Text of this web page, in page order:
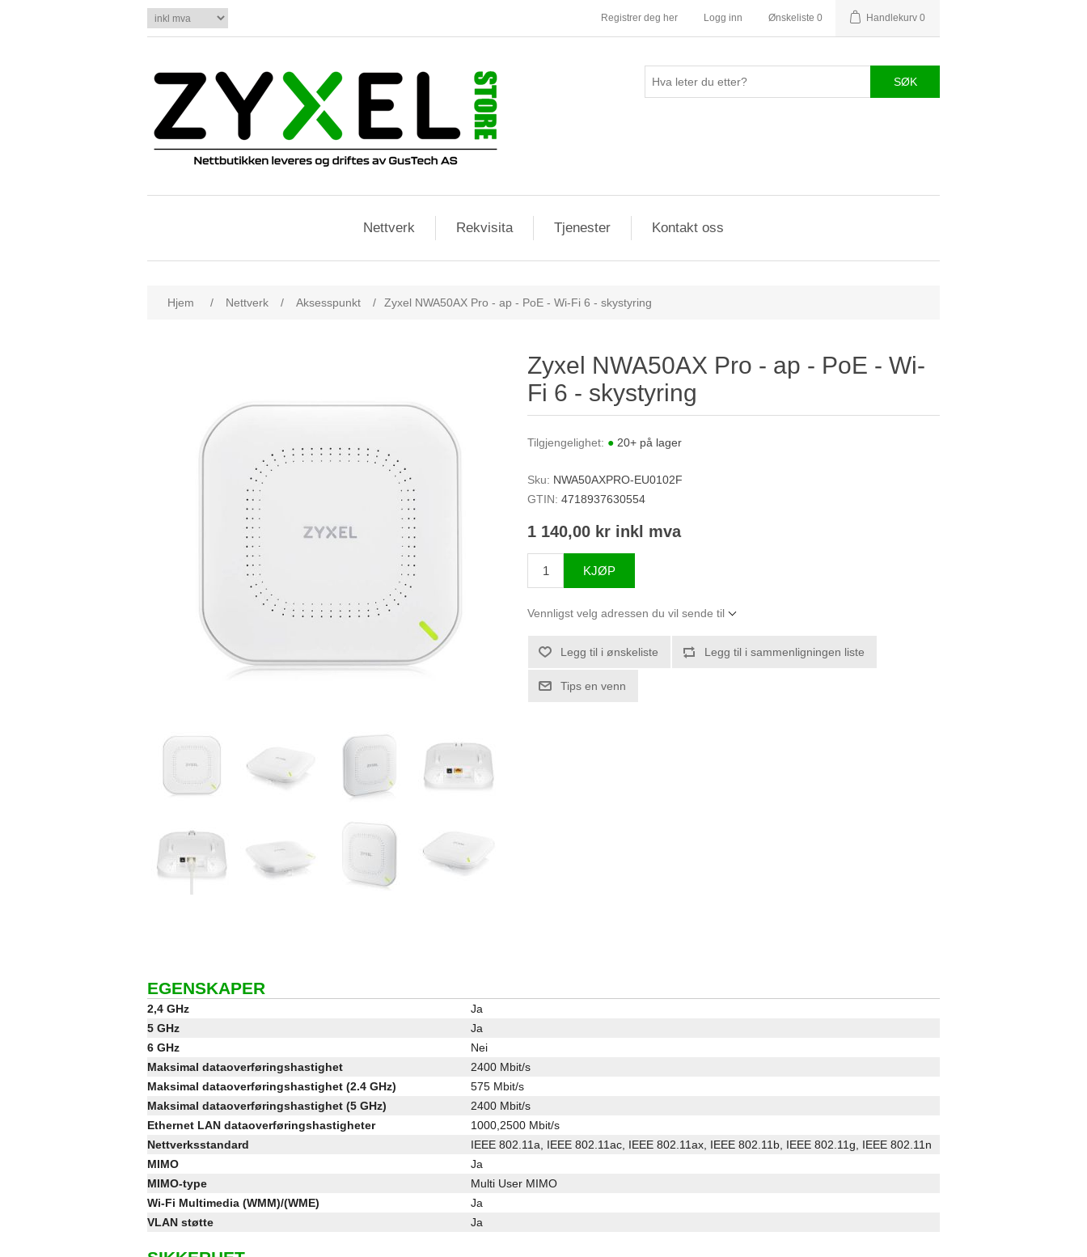
Registrer deg her Logg inn Ønskeliste 0 Handlekurv 0
SØK
Nettverk Rekvisita Tjenester Kontakt oss
Hjem / Nettverk / Aksesspunkt / Zyxel NWA50AX Pro - ap - PoE - Wi-Fi 6 - skystyring
Zyxel NWA50AX Pro - ap - PoE - Wi-
Fi 6 - skystyring
Tilgjengelighet: ● 20+ på lager
Sku: NWA50AXPRO-EU0102F
GTIN: 4718937630554
1 140,00 kr inkl mva
KJØP
Vennligst velg adressen du vil sende til
Legg til i ønskeliste Legg til i sammenligningen liste
Tips en venn
EGENSKAPER
2,4 GHz
Ja
5 GHz
Ja
6 GHz
Nei
Maksimal dataoverføringshastighet
2400 Mbit/s
Maksimal dataoverføringshastighet (2.4 GHz)
575 Mbit/s
Maksimal dataoverføringshastighet (5 GHz)
2400 Mbit/s
Ethernet LAN dataoverføringshastigheter
1000,2500 Mbit/s
Nettverksstandard
IEEE 802.11a, IEEE 802.11ac, IEEE 802.11ax, IEEE 802.11b, IEEE 802.11g, IEEE 802.11n
MIMO
Ja
MIMO-type
Multi User MIMO
Wi-Fi Multimedia (WMM)/(WME)
Ja
VLAN støtte
Ja